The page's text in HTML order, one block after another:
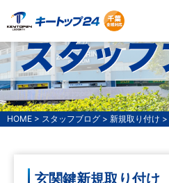
HOME > スタッフブログ > 新規取り付け >
玄関鍵新規取り付け